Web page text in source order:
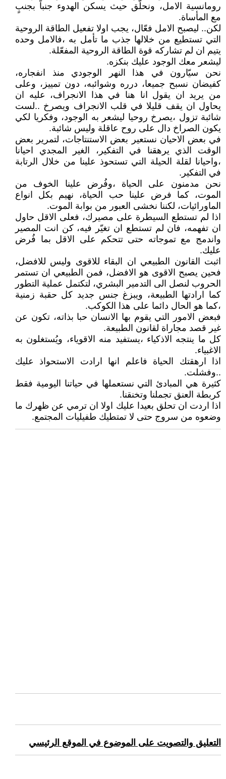
رومانسية الامل، ونحلّق حيث يسكن الهدوء جنباً بجنبٍ
مع المأساة.
لكن.. ليصبح الامل فعّال، يجب اولا تفعيل الطاقة الروحية
التي تستطيع من خلالها جذب ما تأمل به ،فالامل وحده
يتيم ان لم تشاركه قوة الطاقة الروحية المفعّلة.
ليشعر معك الوجود عليك بنكزه.
نحن سيّارون في هذا النهر الوجودي منذ انفجاره،
كفيضان نسبح جميعا، درره وشوائبه، دون تمييز، وعلى
من يريد ان يقول انا هنا في هذا الانجراف، عليه ان
يحاول ان يقف قليلا في قلب الانجراف ويصرخ ..لست
شائبة تزول ،يصرخ روحيا ليشعر به الوجود، وفكريا لكي
يكون الصراخ دال على روح عاقلة وليس شائبة.
في بعض الاحيان نستعير بعض الاستنتاجات، لتمرير بعض
الوقت الذي يرهقنا في التفكير، الغير المجدي احيانا
،واحيانا لقلة الحيلة التي تستحوذ علينا من خلال الرتابة
في التفكير.
نحن مدمنون على الحياة ،وفُرض علينا الخوف من
الموت، كما فرض علينا حب الحياة، نهيم بكل انواع
الماورائيات، لكننا نخشى العبور من بوابة الموت.
اذا لم تستطع السيطرة على مصيرك، فعلى الاقل حاول
ان تفهمه، فان لم تستطع ان تغيّر فيه، كن انت المصير
واندمج مع تموجاته حتى تتحكم على الاقل بما فُرض
عليك.
اثبت القانون الطبيعي ان البقاء للاقوى وليس للافضل،
فحين يصبح الاقوى هو الافضل، فمن الطبيعي ان تستمر
الحروب لنصل الى التدمير البشري، لتكتمل عملية التطور
كما ارادتها الطبيعة، ويبزغ جنس جديد كل حقبة زمنية
،كما هو الحال دائما على هذا الكوكب.
فبعض الامور التي يقوم بها الانسان حبا بذاته، تكون عن
غير قصد مجاراة لقانون الطبيعة.
كل ما ينتجه الاذكياء ،يستفيد منه الاقوياء، ويُستغلون به
الاغبياء.
اذا ارهقتك الحياة فاعلم انها ارادت الاستحواذ عليك
..وفشلت.
كثيرة هي المبادئ التي نستعملها في حياتنا اليومية فقط
كربطة العنق تجملنا وتخنقنا.
اذا اردت ان تحلق بعيدا عليك اولا ان ترمي عن ظهرك ما
وضعوه من سروج حتى لا تمتطيك طفيليات المجتمع.
التعليق والتصويت على الموضوع في الموقع الرئيسي